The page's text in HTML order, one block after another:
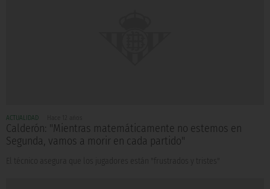
ACTUALIDAD
Calderón: "Mientras matemáticamente no estemos en
Segunda, vamos a morir en cada partido"
El técnico asegura que los jugadores están "frustrados y tristes"